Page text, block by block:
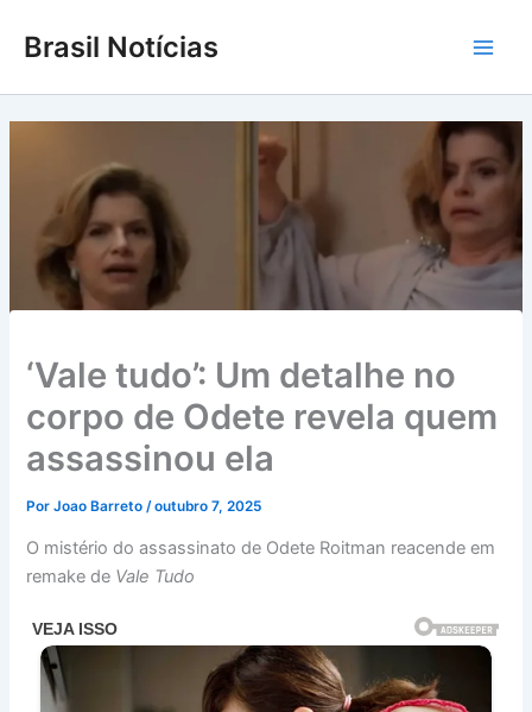
para
conteúdo
Brasil Notícias
‘Vale tudo’: Um detalhe no
corpo de Odete revela quem
assassinou ela
PorJoao Barreto /outubro 7, 2025
O mistério do assassinato de Odete Roitman reacende em
remake de Vale Tudo